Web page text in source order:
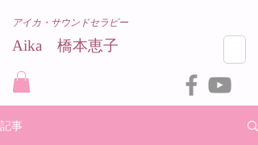
Aika 橋本恵子​
アイカ・サウンドセラピー
記事